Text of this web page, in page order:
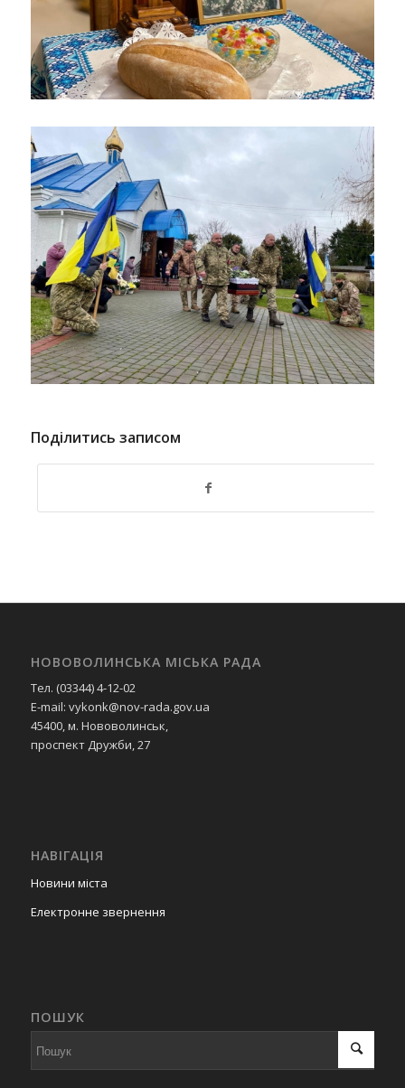
Поділитись записом
НОВОВОЛИНСЬКА МІСЬКА РАДА
Тел. (03344) 4-12-02
E-mail: vykonk@nov-rada.gov.ua
45400, м. Нововолинськ,
проспект Дружби, 27
НАВІГАЦІЯ
Новини міста
Електронне звернення
ПОШУК